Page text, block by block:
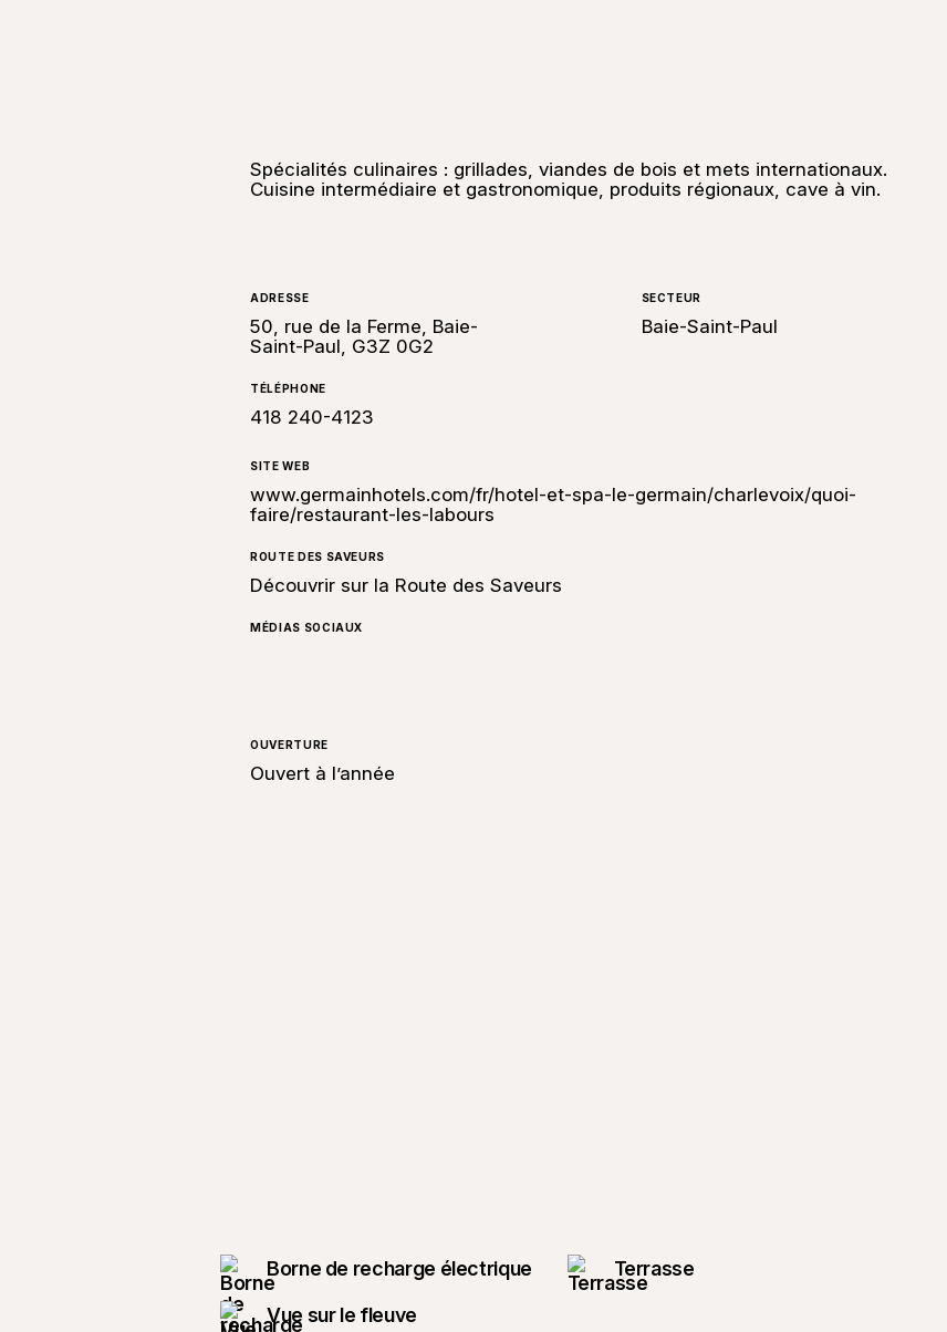
Spécialités culinaires : grillades, viandes de bois et mets internationaux.
Cuisine intermédiaire et gastronomique, produits régionaux, cave à vin.
ADRESSE
50, rue de la Ferme, Baie-
Saint-Paul, G3Z 0G2
SECTEUR
Baie-Saint-Paul
TÉLÉPHONE
418 240-4123
SITE WEB
www.germainhotels.com/fr/hotel-et-spa-le-germain/charlevoix/quoi-
faire/restaurant-les-labours
ROUTE DES SAVEURS
Découvrir sur la Route des Saveurs
MÉDIAS SOCIAUX
OUVERTURE
Ouvert à l’année
Borne de recharge électrique
Terrasse
Vue sur le fleuve